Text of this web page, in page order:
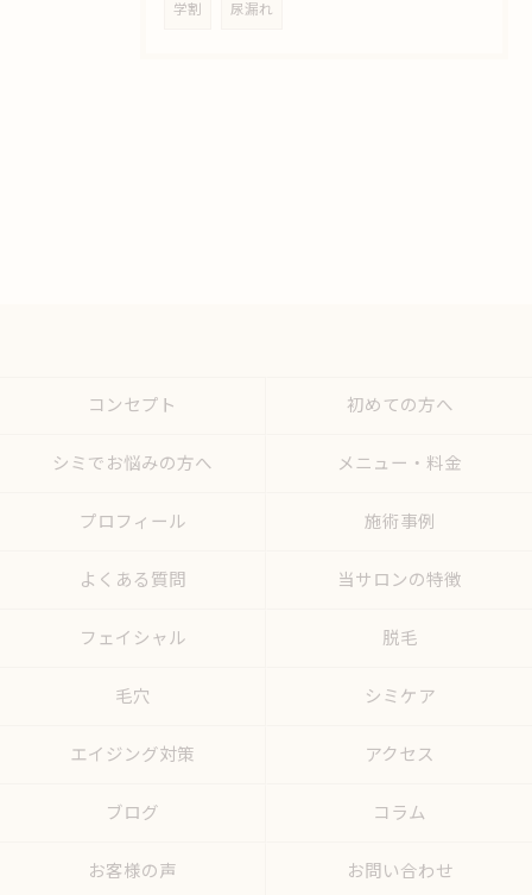
学割 尿漏れ
コンセプト 初めての方へ
シミでお悩みの方へ メニュー・料金
プロフィール 施術事例
よくある質問 当サロンの特徴
フェイシャル 脱毛
毛穴 シミケア
エイジング対策 アクセス
ブログ コラム
お客様の声 お問い合わせ